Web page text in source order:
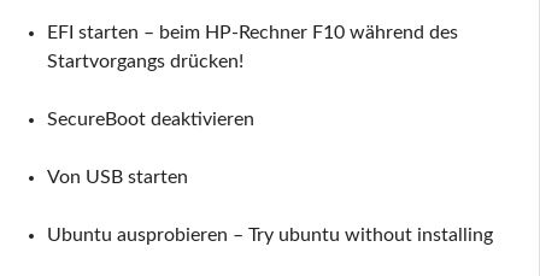
EFI starten – beim HP-Rechner F10 während des
Startvorgangs drücken!
SecureBoot deaktivieren
Von USB starten
Ubuntu ausprobieren – Try ubuntu without installing